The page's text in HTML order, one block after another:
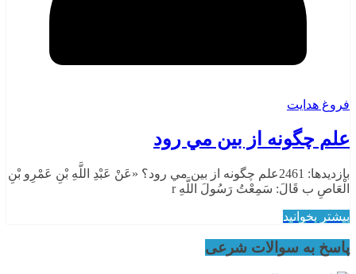
فروغ هدایت
علم چگونه از بين مي‌ رود
بازدیدها: 2461علم چگونه از بين مي‌ رود؟ «عَنْ عَبْدِ اللَّهِ بْنِ عَمْرِو بْنِ
الْعَاصِ ب قَالَ: سَمِعْتُ رَسُولَ اللَّهِ r
بیشتر بخوانید
پاسخ به سوالات شرعی